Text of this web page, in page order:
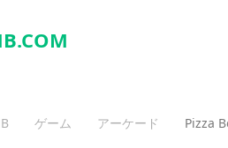
COM
ゲーム アーケード Pizza